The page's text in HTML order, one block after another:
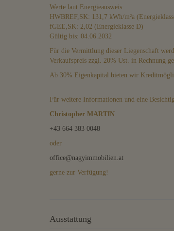
Werte laut Energieausweis:
HWBREF,SK: 131,7 kWh/m²a
fGEE,SK: 2,02 (Energieklasse D)
Gültig bis: 04.06.2032
Für die Vermittlung dieser Liegenschaft
Verkaufspreis zzgl. 20% Ust. in Rechnung
Ab 30% Eigenkapital bieten wir
Für weitere Informationen und eine
Christopher MARTIN
+43 664 383 0048
oder
office@nagyimmobilien.at
gerne zur Verfügung!
Ausstattung